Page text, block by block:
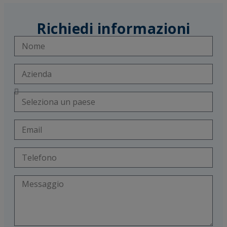
Richiedi informazioni